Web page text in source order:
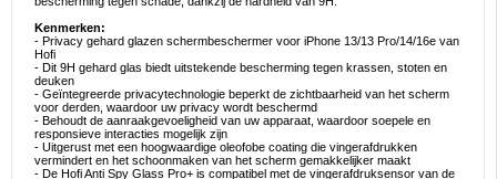
Kenmerken:
- Privacy gehard glazen schermbeschermer voor iPhone 13/13 Pro/14/16e van
Hofi
- Dit 9H gehard glas biedt uitstekende bescherming tegen krassen, stoten en
deuken
- Geïntegreerde privacytechnologie beperkt de zichtbaarheid van het scherm
voor derden, waardoor uw privacy wordt beschermd
- Behoudt de aanraakgevoeligheid van uw apparaat, waardoor soepele en
responsieve interacties mogelijk zijn
- Uitgerust met een hoogwaardige oleofobe coating die vingerafdrukken
vermindert en het schoonmaken van het scherm gemakkelijker maakt
- De Hofi Anti Spy Glass Pro+ is compatibel met de vingerafdruksensor van de